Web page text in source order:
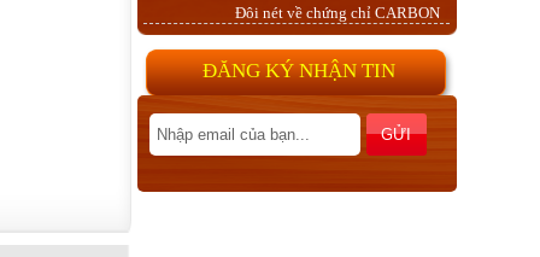
Đôi nét về chứng chỉ CARBON
Hồ sơ EUTR
Tiêu chuẩn vào thị trường
ĐĂNG KÝ NHẬN TIN